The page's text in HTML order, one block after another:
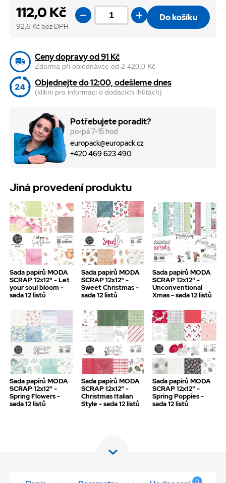
112,0 Kč
92,6 Kč bez DPH
Do košíku
Ceny dopravy od 91 Kč
Zdarma při objednávce od 2 420,0 Kč
Objednejte do 12:00, odešleme dnes
(klikni pro informaci o dodacích lhůtách)
Potřebujete poradit?
po-pá 7-15 hod
europack@europack.cz
+420 469 623 490
Jiná provedení produktu
Sada papírů MODA
SCRAP 12x12" - Let
your soul bloom -
sada 12 listů
Sada papírů MODA
SCRAP 12x12" -
Sweet Christmas -
sada 12 listů
Sada papírů MODA
SCRAP 12x12" -
Unconventional
Xmas - sada 12 listů
Sada papírů MODA
SCRAP 12x12" -
Spring Flowers -
sada 12 listů
Sada papírů MODA
SCRAP 12x12" -
Christmas Italian
Style - sada 12 listů
Sada papírů MODA
SCRAP 12x12" -
Spring Poppies -
sada 12 listů
0